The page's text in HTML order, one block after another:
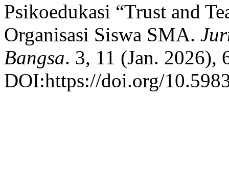
Psikoedukasi “Trust and
Organisasi Siswa SMA.
Bangsa. 3, 11 (Jan. 2026),
DOI:https://doi.org/